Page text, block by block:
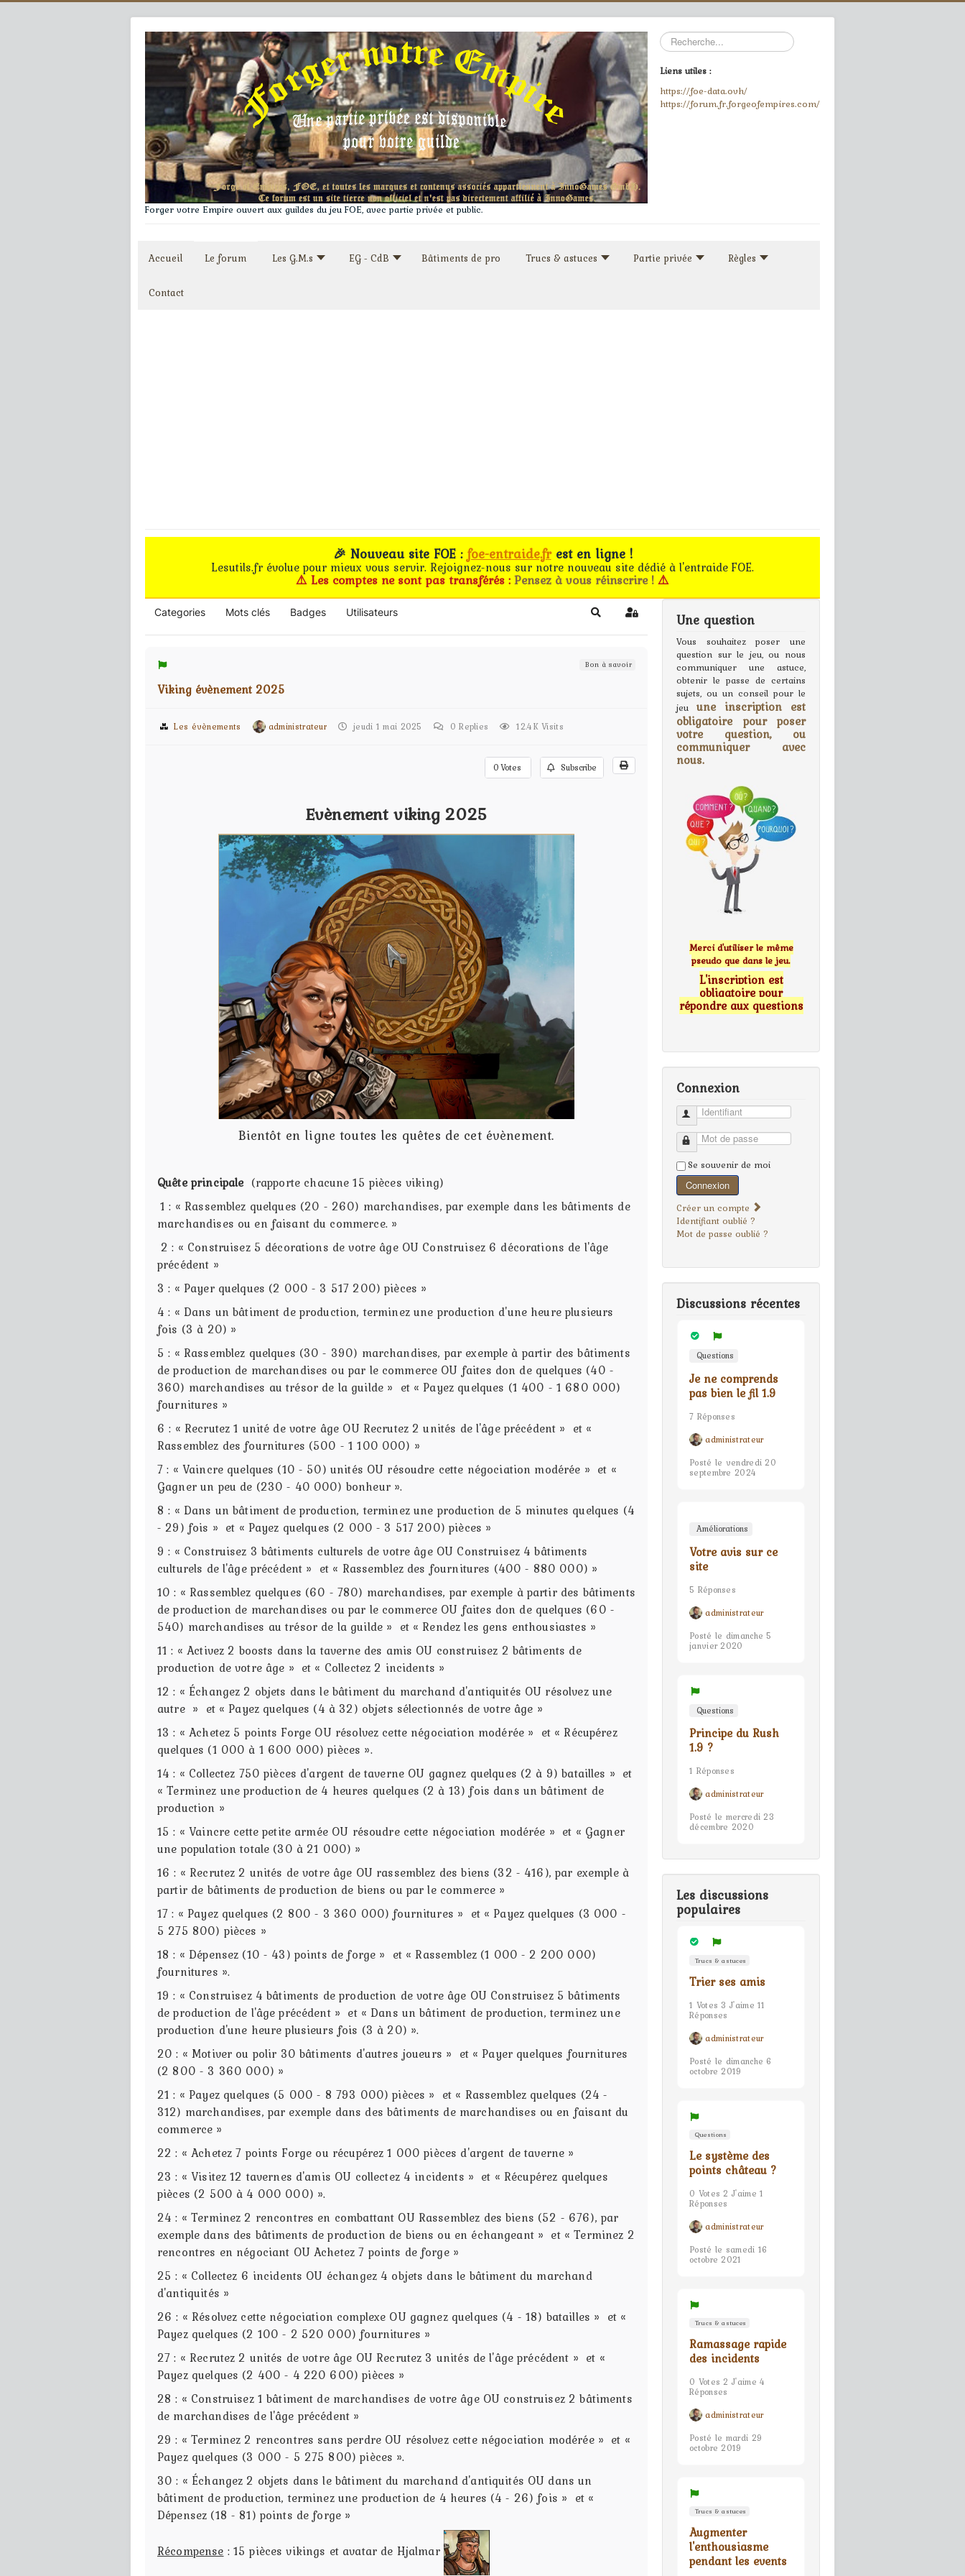
Forger votre Empire ouvert aux guildes du jeu FOE, avec partie privée et public.
Rechercher
Liens utiles :
https://foe-data.ovh/
https://forum.fr.forgeofempires.com/
Accueil Le forum Les G.M.s EG - CdB Bâtiments de pro Trucs & astuces Partie privée Règles
Contact
🎉 Nouveau site FOE :foe-entraide.frest en ligne !
Lesutils.fr évolue pour mieux vous servir. Rejoignez-nous sur notre nouveau site dédié à l'entraide FOE.
⚠️ Les comptes ne sont pas transférés :Pensez à vous réinscrire !⚠️
Categories Mots clés Badges Utilisateurs Search Sign In
Bon à savoir
Viking évènement 2025
Les évènements administrateur jeudi 1 mai 2025 0 Replies 12.4K Visits
0Votes Subscribe
Evènement viking 2025
Bientôt en ligne toutes les quêtes de cet évènement.
Quête principale (rapporte chacune 15 pièces viking)
1 : « Rassemblez quelques (20 - 260) marchandises, par exemple dans les bâtiments de
marchandises ou en faisant du commerce. »
2 : « Construisez 5 décorations de votre âge OU Construisez 6 décorations de l'âge
précédent »
3 : « Payer quelques (2 000 - 3 517 200) pièces »
4 : « Dans un bâtiment de production, terminez une production d'une heure plusieurs
fois (3 à 20) »
5 : « Rassemblez quelques (30 - 390) marchandises, par exemple à partir des bâtiments
de production de marchandises ou par le commerce OU faites don de quelques (40 -
360) marchandises au trésor de la guilde » et « Payez quelques (1 400 - 1 680 000)
fournitures »
6 : « Recrutez 1 unité de votre âge OU Recrutez 2 unités de l'âge précédent » et «
Rassemblez des fournitures (500 - 1 100 000) »
7 : « Vaincre quelques (10 - 50) unités OU résoudre cette négociation modérée » et «
Gagner un peu de (230 - 40 000) bonheur ».
8 : « Dans un bâtiment de production, terminez une production de 5 minutes quelques (4
- 29) fois » et « Payez quelques (2 000 - 3 517 200) pièces »
9 : « Construisez 3 bâtiments culturels de votre âge OU Construisez 4 bâtiments
culturels de l'âge précédent » et « Rassemblez des fournitures (400 - 880 000) »
10 : « Rassemblez quelques (60 - 780) marchandises, par exemple à partir des bâtiments
de production de marchandises ou par le commerce OU faites don de quelques (60 -
540) marchandises au trésor de la guilde » et « Rendez les gens enthousiastes »
11 : « Activez 2 boosts dans la taverne des amis OU construisez 2 bâtiments de
production de votre âge » et « Collectez 2 incidents »
12 : « Échangez 2 objets dans le bâtiment du marchand d'antiquités OU résolvez une
autre » et « Payez quelques (4 à 32) objets sélectionnés de votre âge »
13 : « Achetez 5 points Forge OU résolvez cette négociation modérée » et « Récupérez
quelques (1 000 à 1 600 000) pièces ».
14 : « Collectez 750 pièces d'argent de taverne OU gagnez quelques (2 à 9) batailles » et
« Terminez une production de 4 heures quelques (2 à 13) fois dans un bâtiment de
production »
15 : « Vaincre cette petite armée OU résoudre cette négociation modérée » et « Gagner
une population totale (30 à 21 000) »
16 : « Recrutez 2 unités de votre âge OU rassemblez des biens (32 - 416), par exemple à
partir de bâtiments de production de biens ou par le commerce »
17 : « Payez quelques (2 800 - 3 360 000) fournitures » et « Payez quelques (3 000 -
5 275 800) pièces »
18 : « Dépensez (10 - 43) points de forge » et « Rassemblez (1 000 - 2 200 000)
fournitures ».
19 : « Construisez 4 bâtiments de production de votre âge OU Construisez 5 bâtiments
de production de l'âge précédent » et « Dans un bâtiment de production, terminez une
production d'une heure plusieurs fois (3 à 20) ».
20 : « Motiver ou polir 30 bâtiments d'autres joueurs » et « Payer quelques fournitures
(2 800 - 3 360 000) »
21 : « Payez quelques (5 000 - 8 793 000) pièces » et « Rassemblez quelques (24 -
312) marchandises, par exemple dans des bâtiments de marchandises ou en faisant du
commerce »
22 : « Achetez 7 points Forge ou récupérez 1 000 pièces d'argent de taverne »
23 : « Visitez 12 tavernes d'amis OU collectez 4 incidents » et « Récupérez quelques
pièces (2 500 à 4 000 000) ».
24 : « Terminez 2 rencontres en combattant OU Rassemblez des biens (52 - 676), par
exemple dans des bâtiments de production de biens ou en échangeant » et « Terminez 2
rencontres en négociant OU Achetez 7 points de forge »
25 : « Collectez 6 incidents OU échangez 4 objets dans le bâtiment du marchand
d'antiquités »
26 : « Résolvez cette négociation complexe OU gagnez quelques (4 - 18) batailles » et «
Payez quelques (2 100 - 2 520 000) fournitures »
27 : « Recrutez 2 unités de votre âge OU Recrutez 3 unités de l'âge précédent » et «
Payez quelques (2 400 - 4 220 600) pièces »
28 : « Construisez 1 bâtiment de marchandises de votre âge OU construisez 2 bâtiments
de marchandises de l'âge précédent »
29 : « Terminez 2 rencontres sans perdre OU résolvez cette négociation modérée » et «
Payez quelques (3 000 - 5 275 800) pièces ».
30 : « Échangez 2 objets dans le bâtiment du marchand d'antiquités OU dans un
bâtiment de production, terminez une production de 4 heures (4 - 26) fois » et «
Dépensez (18 - 81) points de forge »
Récompense : 15 pièces vikings et avatar de Hjalmar
Une question
Vous souhaitez poser une
question sur le jeu, ou nous
communiquer une astuce,
obtenir le passe de certains
sujets, ou un conseil pour le
jeu une inscription est
obligatoire pour poser
votre question, ou
communiquer avec
nous.
Merci d'utiliser le même
pseudo que dans le jeu.
L'inscription est
obligatoire pour
répondre aux questions
Connexion
Identifiant
Mot de passe
Se souvenir de moi
Connexion
Créer un compte
Identifiant oublié ?
Mot de passe oublié ?
Discussions récentes
Questions
Je ne comprends
pas bien le fil 1.9
7 Réponses
administrateur
Posté le vendredi 20
septembre 2024
Améliorations
Votre avis sur ce
site
5 Réponses
administrateur
Posté le dimanche 5
janvier 2020
Questions
Principe du Rush
1.9 ?
1 Réponses
administrateur
Posté le mercredi 23
décembre 2020
Les discussions
populaires
Trucs & astuces
Trier ses amis
1 Votes 3 J'aime 11
Réponses
administrateur
Posté le dimanche 6
octobre 2019
Questions
Le système des
points château ?
0 Votes 2 J'aime 1
Réponses
administrateur
Posté le samedi 16
octobre 2021
Trucs & astuces
Ramassage rapide
des incidents
0 Votes 2 J'aime 4
Réponses
administrateur
Posté le mardi 29
octobre 2019
Trucs & astuces
Augmenter
l'enthousiasme
pendant les events